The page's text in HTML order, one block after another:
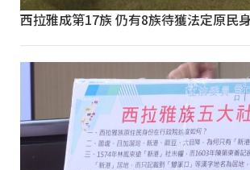
西拉雅成第17族 仍有8族待獲法定原民